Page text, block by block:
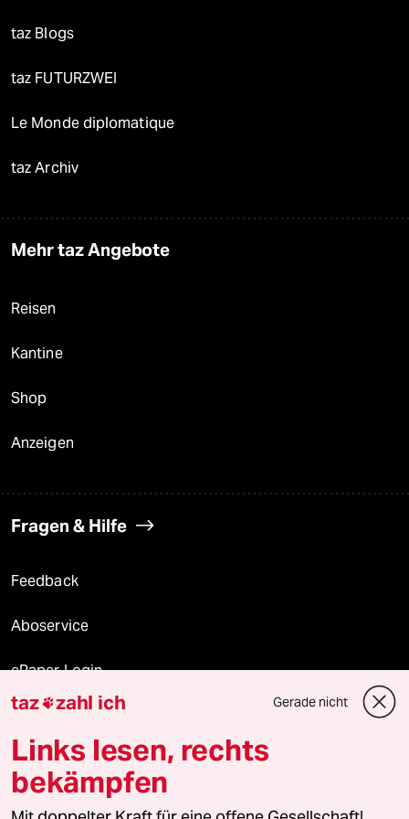
taz Blogs
taz FUTURZWEI
Le Monde diplomatique
taz Archiv
Mehr taz Angebote
Reisen
Kantine
Shop
Anzeigen
Fragen & Hilfe
Feedback
Aboservice
ePaper Login
Downloads für Abonnierende
© 2026 taz Verlags und Vertriebs GmbH
Alle Rechte vorbehalten. Bei rechtlichen Fragen oder für Genehmigungen
taz zahl ich Gerade nicht
Links lesen, rechts
bekämpfen